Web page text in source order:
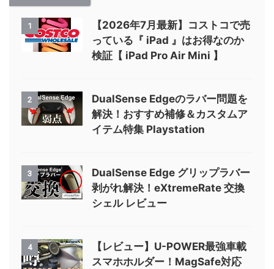
1
【2026年7月最新】コストコで売
っている『 iPad 』はお得なのか
検証【 iPad Pro Air Mini 】
2
DualSense Edgeのラバー問題を
解決！おすすめ補修＆カスタムア
イテム特集 Playstation
3
DualSense Edge グリップラバー
剥がれ解決！eXtremeRate 交換
シェル レビュー
4
【レビュー】U-POWER最強車載
スマホホルダー！MagSafe対応